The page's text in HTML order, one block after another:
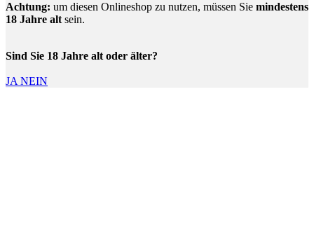
Achtung: um diesen Onlineshop zu nutzen, müssen Sie mindestens
18 Jahre alt sein.
Sind Sie 18 Jahre alt oder älter?
JA NEIN